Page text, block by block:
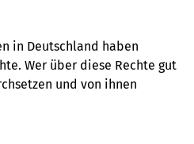
in Deutschland haben
Wer über diese Rechte gut
und von ihnen